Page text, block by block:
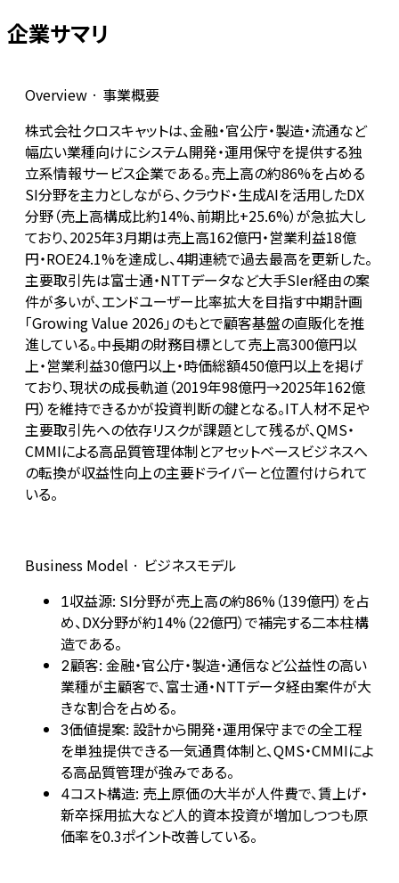
企業サマリ
Overview · 事業概要
株式会社クロスキャットは、金融・官公庁・製造・流通など
幅広い業種向けにシステム開発・運用保守を提供する独
立系情報サービス企業である。売上高の約86%を占める
SI分野を主力としながら、クラウド・生成AIを活用したDX
分野（売上高構成比約14%、前期比+25.6%）が急拡大し
ており、2025年3月期は売上高162億円・営業利益18億
円・ROE24.1%を達成し、4期連続で過去最高を更新した。
主要取引先は富士通・NTTデータなど大手SIer経由の案
件が多いが、エンドユーザー比率拡大を目指す中期計画
「Growing Value 2026」のもとで顧客基盤の直販化を推
進している。中長期の財務目標として売上高300億円以
上・営業利益30億円以上・時価総額450億円以上を掲げ
ており、現状の成長軌道（2019年98億円→2025年162億
円）を維持できるかが投資判断の鍵となる。IT人材不足や
主要取引先への依存リスクが課題として残るが、QMS・
CMMIによる高品質管理体制とアセットベースビジネスへ
の転換が収益性向上の主要ドライバーと位置付けられて
いる。
Business Model · ビジネスモデル
1収益源: SI分野が売上高の約86%（139億円）を占
め、DX分野が約14%（22億円）で補完する二本柱構
造である。
2顧客: 金融・官公庁・製造・通信など公益性の高い
業種が主顧客で、富士通・NTTデータ経由案件が大
きな割合を占める。
3価値提案: 設計から開発・運用保守までの全工程
を単独提供できる一気通貫体制と、QMS・CMMIによ
る高品質管理が強みである。
4コスト構造: 売上原価の大半が人件費で、賃上げ・
新卒採用拡大など人的資本投資が増加しつつも原
価率を0.3ポイント改善している。